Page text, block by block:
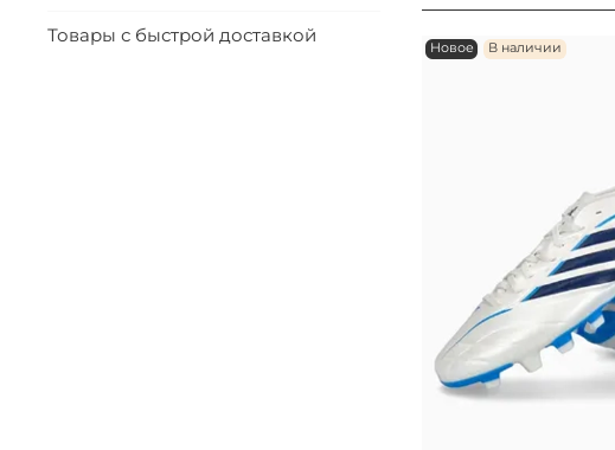
Новое В наличии
Товары с быстрой доставкой